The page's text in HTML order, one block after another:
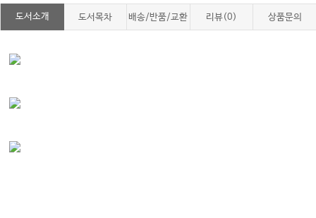
도서소개 도서목차 배송/반품/교환 리뷰(0) 상품문의